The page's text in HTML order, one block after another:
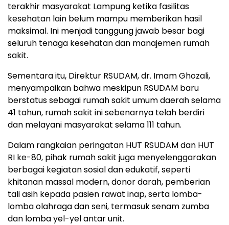
terakhir masyarakat Lampung ketika fasilitas
kesehatan lain belum mampu memberikan hasil
maksimal. Ini menjadi tanggung jawab besar bagi
seluruh tenaga kesehatan dan manajemen rumah
sakit.
Sementara itu, Direktur RSUDAM, dr. Imam Ghozali,
menyampaikan bahwa meskipun RSUDAM baru
berstatus sebagai rumah sakit umum daerah selama
41 tahun, rumah sakit ini sebenarnya telah berdiri
dan melayani masyarakat selama 111 tahun.
Dalam rangkaian peringatan HUT RSUDAM dan HUT
RI ke-80, pihak rumah sakit juga menyelenggarakan
berbagai kegiatan sosial dan edukatif, seperti
khitanan massal modern, donor darah, pemberian
tali asih kepada pasien rawat inap, serta lomba-
lomba olahraga dan seni, termasuk senam zumba
dan lomba yel-yel antar unit.